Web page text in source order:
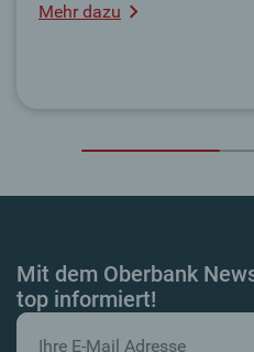
Mehr dazu
Mit dem Oberbank
top informiert!